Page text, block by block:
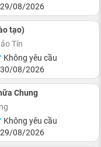
08/2026
tạo)
Tín
Không yêu cầu
08/2026
Chung
Không yêu cầu
08/2026